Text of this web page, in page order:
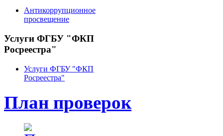
Антикоррупционное
просвещение
Услуги ФГБУ "ФКП
Росреестра"
Услуги ФГБУ "ФКП
Росреестра"
План проверок